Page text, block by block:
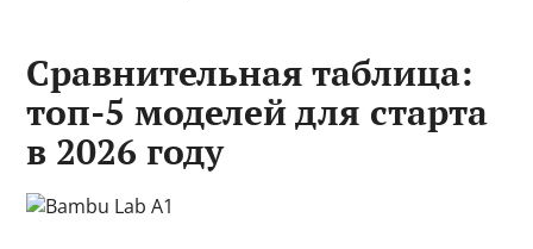
Сравнительная таблица:
топ-5 моделей для старта
в 2026 году